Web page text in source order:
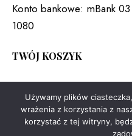
Konto bankowe: mBank
1080
TWÓJ KOSZYK
Brak produktów w koszyku.
Używamy plików
wrażenia z korzystania z
korzystać z tej witryny,